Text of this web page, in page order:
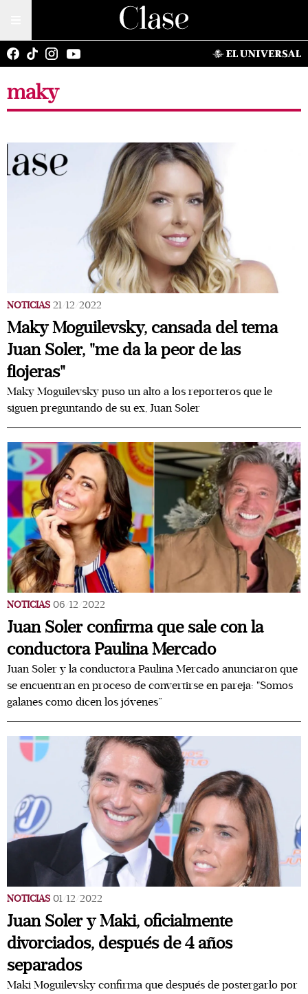
maky
NOTICIAS 21/12/2022
Maky Moguilevsky, cansada del tema
Juan Soler, "me da la peor de las
flojeras"
Maky Moguilevsky puso un alto a los reporteros que le
siguen preguntando de su ex, Juan Soler
NOTICIAS 06/12/2022
Juan Soler confirma que sale con la
conductora Paulina Mercado
Juan Soler y la conductora Paulina Mercado anunciaron que
se encuentran en proceso de convertirse en pareja: "Somos
galanes como dicen los jóvenes”
NOTICIAS 01/12/2022
Juan Soler y Maki, oficialmente
divorciados, después de 4 años
separados
Maki Moguilevsky confirma que después de postergarlo por